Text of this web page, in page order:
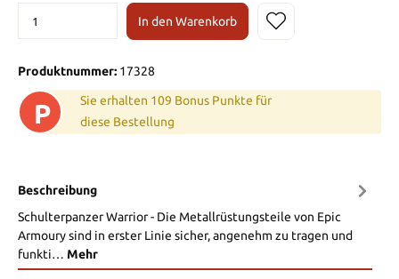
In den Warenkorb
Produktnummer: 17328
P
Sie erhalten 109 Bonus Punkte für
diese Bestellung
Beschreibung
Schulterpanzer Warrior - Die Metallrüstungsteile von Epic
Armoury sind in erster Linie sicher, angenehm zu tragen und
funkti… Mehr